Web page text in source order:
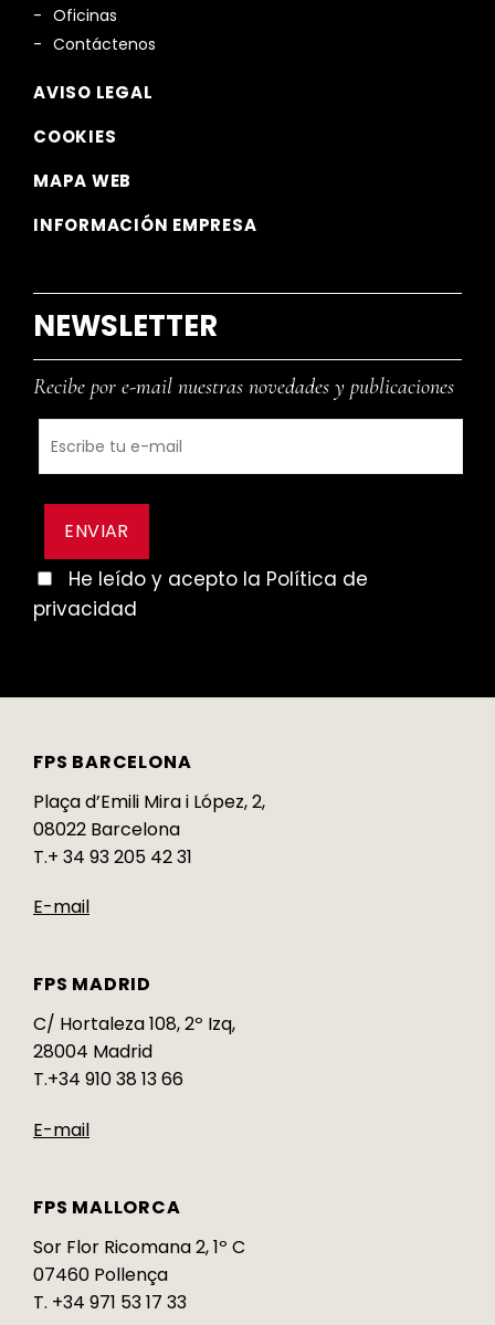
Oficinas
Contáctenos
AVISO LEGAL
COOKIES
MAPA WEB
INFORMACIÓN EMPRESA
NEWSLETTER
Recibe por e-mail nuestras novedades y publicaciones
He leído y acepto la Política de
privacidad
FPS BARCELONA
Plaça d’Emili Mira i López, 2,
08022 Barcelona
T.+ 34 93 205 42 31
E-mail
FPS MADRID
C/ Hortaleza 108, 2º Izq,
28004 Madrid
T.+34 910 38 13 66
E-mail
FPS MALLORCA
Sor Flor Ricomana 2, 1º C
07460 Pollença
T. +34 971 53 17 33